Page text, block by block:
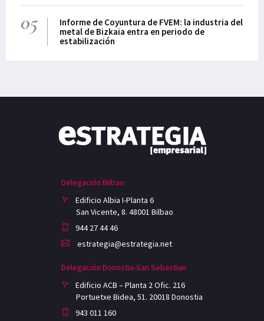
05
Informe de Coyuntura de FVEM: la industria del
metal de Bizkaia entra en periodo de
estabilización
Delegación Bilbao
Edificio Albia I-Planta 6
San Vicente, 8. 48001 Bilbao
944 27 44 46
estrategia@estrategia.net
Delegación Donostia-San Sebastian
Edificio ACB – Planta 2 Ofic. 216
Portuetxe Bidea, 51. 20018 Donostia
943 011 160